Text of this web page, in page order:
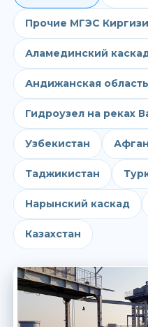
Прочие МГЭС
Аламединский
Андижанская область
Гидроузел на реках
Узбекистан
Таджикистан
Нарынский каскад
Казахстан